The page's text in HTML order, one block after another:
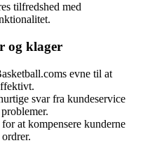
tilfredshed med
og klager
evne til at
svar fra kundeservice
at kompensere kunderne